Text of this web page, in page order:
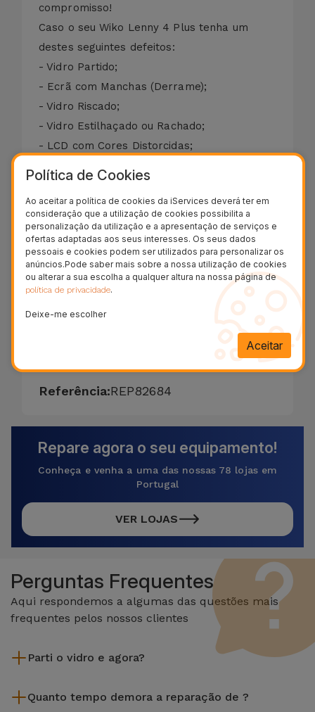
compromisso!
Caso o seu Wiko Lenny 4 Plus tenha um
destes seguintes defeitos:
- Vidro Partido;
- Ecrã com Manchas (Derrame);
- Vidro Riscado;
- Vidro Estilhaçado ou Rachado;
- LCD com Cores Distorcidas;
- Touch Descalibrado ou sem Resposta.
Efetuamos a reparação do ecrã do Wiko
Lenny 4 Plus em apenas 20 minutos. A
garantia da substituição do vidro do Wiko
Lenny 4 Plus é de dois anos nas funções
Referência:REP82684
Repare agora o seu equipamento!
Conheça e venha a uma das nossas 78 lojas em
Portugal
VER LOJAS
Perguntas Frequentes
Aqui respondemos a algumas das questões mais
frequentes pelos nossos clientes
Parti o vidro e agora?
a loja mais próxima de si.
Quanto tempo demora a reparação de ?
Política de Cookies
Ao aceitar a política de cookies da iServices deverá ter em
consideração que a utilização de cookies possibilita a
personalização da utilização e a apresentação de serviços e
ofertas adaptadas aos seus interesses. Os seus dados
pessoais e cookies podem ser utilizados para personalizar os
anúncios.Pode saber mais sobre a nossa utilização de cookies
ou alterar a sua escolha a qualquer altura na nossa página de
política de privacidade.
Deixe-me escolher
Aceitar